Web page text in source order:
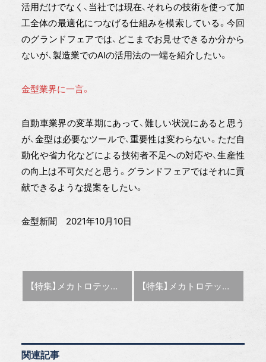
活用だけでなく、当社では現在、それらの技術を使って加
工全体の最適化につなげる仕組みを模索している。今回
のグランドフェアでは、どこまでお見せできるか分から
ないが、製造業でのAIの活用法の一端を紹介したい。
金型業界に一言。
自動車業界の変革期にあって、難しい状況にあると思う
が、金型は必要なツールで、重要性は変わらない。ただ自
動化や省力化などによる技術者不足への対応や、生産性
の向上は不可欠だと思う。グランドフェアではそれに貢
献できるような提案をしたい。
金型新聞 2021年10月10日
前の記事 :
【特集】メカトロテックジャパン 〜注目34社の出展製品〜 次の記事 :
【特集】メカトロテックジャパン2021 〜次世代を拓く新技術〜
関連記事